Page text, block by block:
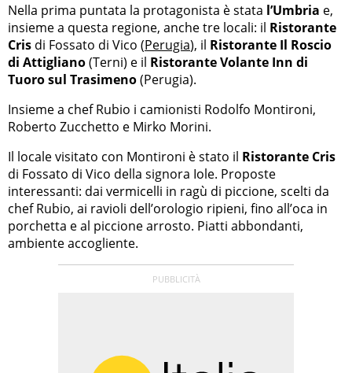
Nella prima puntata la protagonista è stata l’Umbria e,
insieme a questa regione, anche tre locali: il Ristorante
Cris di Fossato di Vico (Perugia), il Ristorante Il Roscio
di Attigliano(Terni) e il Ristorante Volante Inn di
Tuoro sul Trasimeno(Perugia).
Insieme a chef Rubio i camionisti Rodolfo Montironi,
Roberto Zucchetto e Mirko Morini.
Il locale visitato con Montironi è stato il Ristorante Cris
di Fossato di Vico della signora Iole. Proposte
interessanti: dai vermicelli in ragù di piccione, scelti da
chef Rubio, ai ravioli dell’orologio ripieni, fino all’oca in
porchetta e al piccione arrosto. Piatti abbondanti,
ambiente accogliente.